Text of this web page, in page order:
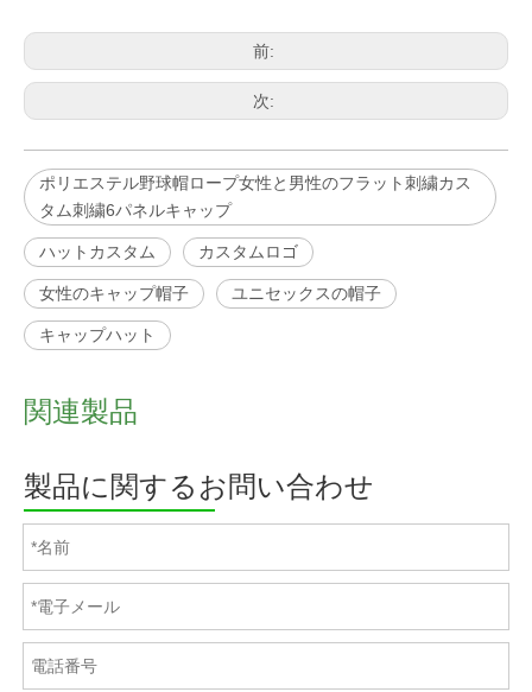
前:
次:
ポリエステル野球帽ロープ女性と男性のフラット刺繍カス
タム刺繍6パネルキャップ
ハットカスタム カスタムロゴ
女性のキャップ帽子 ユニセックスの帽子
キャップハット
関連製品
製品に関するお問い合わせ